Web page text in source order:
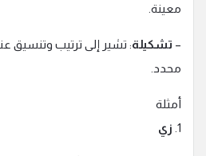
معينة.
– تشكيلة: تشير إلى ترتيب وتنسيق
محدد.
أمثلة
1. زي